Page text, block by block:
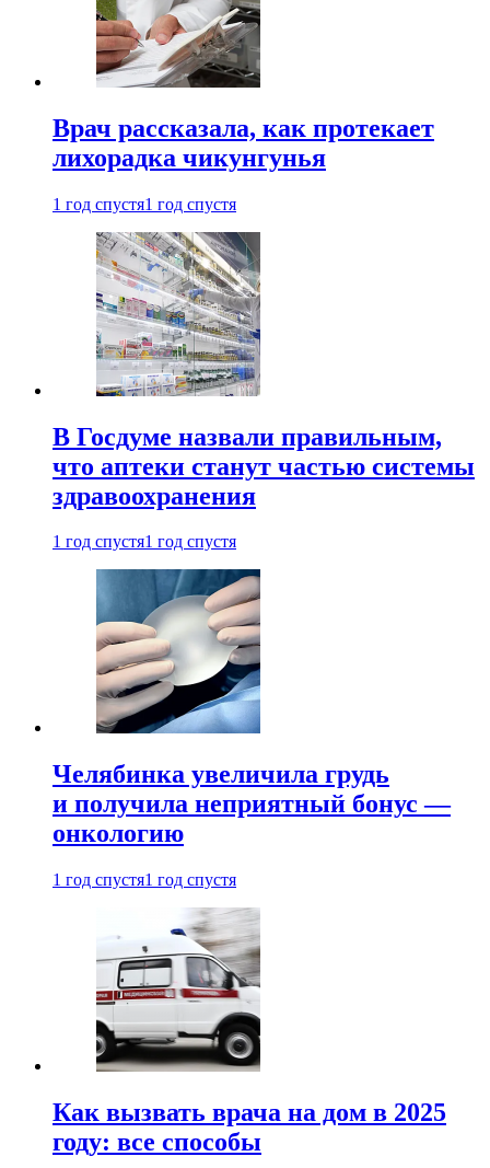
Врач рассказала, как протекает
лихорадка чикунгунья
1 год спустя1 год спустя
В Госдуме назвали правильным,
что аптеки станут частью системы
здравоохранения
1 год спустя1 год спустя
Челябинка увеличила грудь
и получила неприятный бонус —
онкологию
1 год спустя1 год спустя
Как вызвать врача на дом в 2025
году: все способы